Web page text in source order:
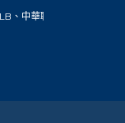
、網球、足球、賽車、